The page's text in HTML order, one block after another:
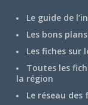
Le guide de
Les bons
Les fiches sur
Toutes les
la région
Le réseau